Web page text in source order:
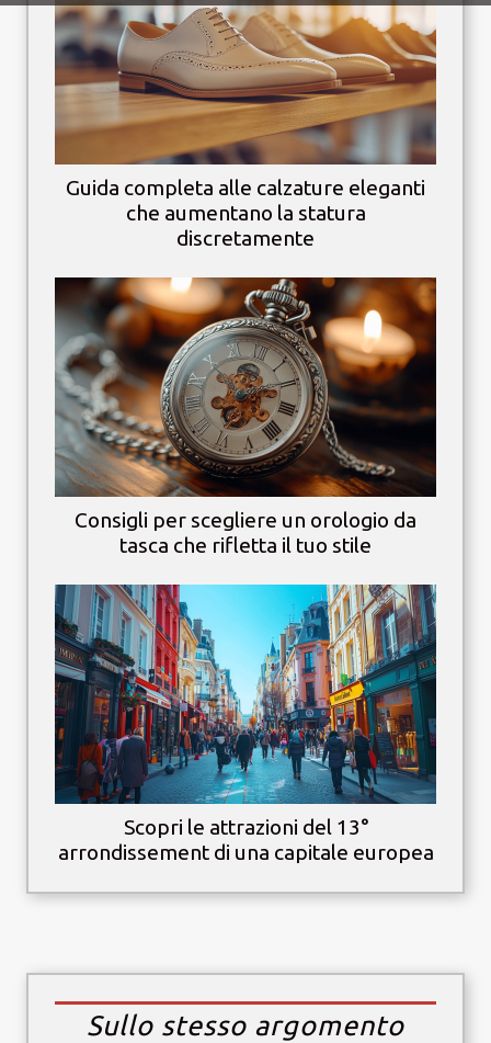
Guida completa alle calzature eleganti
che aumentano la statura
discretamente
Consigli per scegliere un orologio da
tasca che rifletta il tuo stile
Scopri le attrazioni del 13°
arrondissement di una capitale europea
Sullo stesso argomento